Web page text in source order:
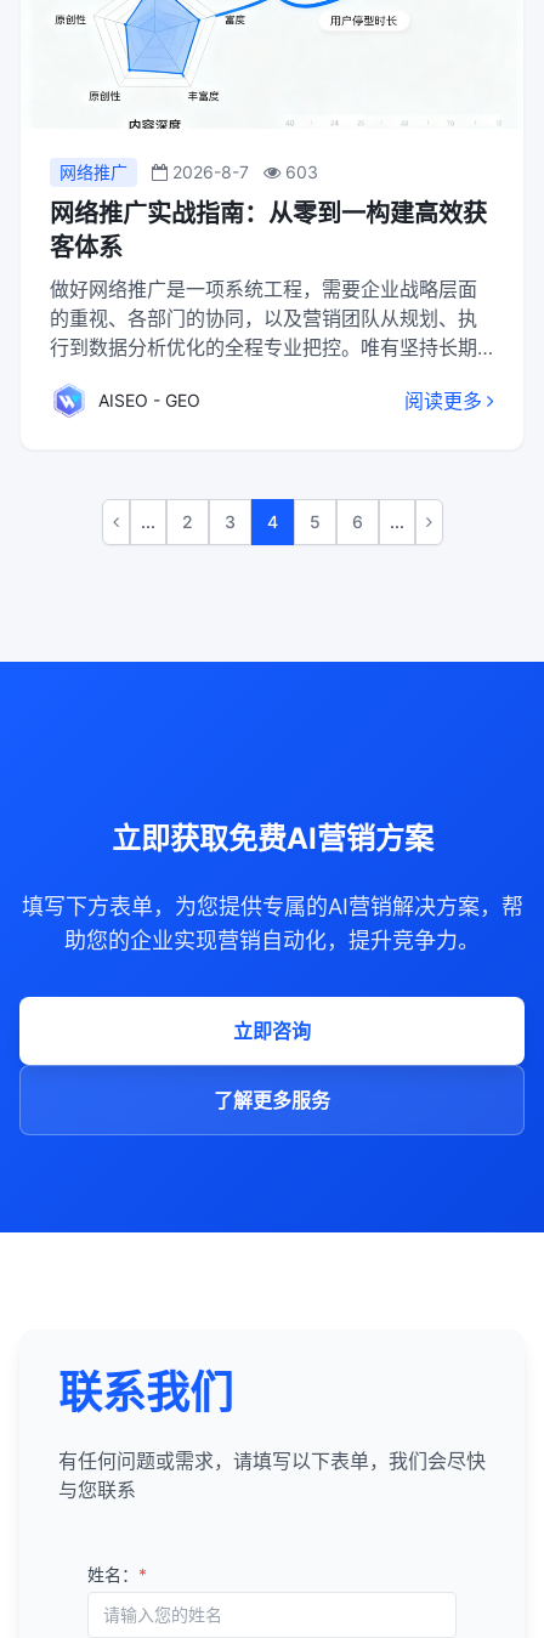
网络推广 2026-8-7 603
网络推广实战指南：从零到一构建高效获
客体系
做好网络推广是一项系统工程，需要企业战略层面
的重视、各部门的协同，以及营销团队从规划、执
行到数据分析优化的全程专业把控。唯有坚持长期
持续赋能的网络推广体系。
AISEO - GEO 阅读更多
... 2 3 4 5 6 ...
立即获取免费AI营销方案
填写下方表单，为您提供专属的AI营销解决方案，帮
助您的企业实现营销自动化，提升竞争力。
立即咨询
了解更多服务
联系我们
有任何问题或需求，请填写以下表单，我们会尽快
与您联系
姓名： *